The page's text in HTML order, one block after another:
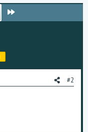
#2